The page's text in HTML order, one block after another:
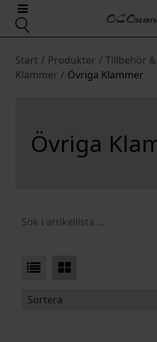
Start / Produkter / Tillbehör
Klammer / Övriga Klammer
Övriga
Sortera